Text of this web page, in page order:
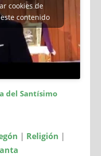
cookies de
contenido
del Santísimo
| Religión |